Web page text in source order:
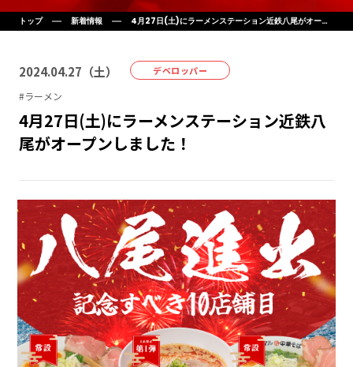
COMPANY会社案内
BUSINESS事業一覧
NEWS 新着情報
INTERNSHIPインターン
RECRUIT 採用情報
トップ 新着情報 4月27日(土)にラーメンステーション近鉄八尾がオープンしました！
2024.04.27 （土） デベロッパー
#ラーメン
4月27日(土)にラーメンステーション近鉄八
尾がオープンしました！